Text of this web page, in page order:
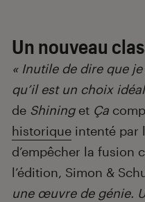
Un nouveau
« Inutile de dire que
qu’il est un choix
de Shininget Ça
historique intenté par
d’empêcher la fusion
l’édition, Simon &
une œuvre de génie.